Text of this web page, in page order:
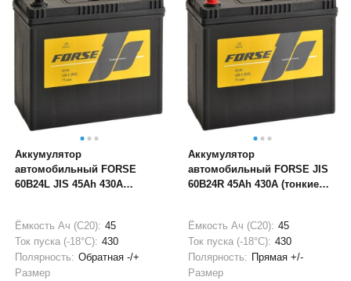
Аккумулятор
автомобильный FORSE
60B24L JIS 45Ah 430А
Ёмкость Ач (С20): 45
Ток пуска (-18°С): 430
Полярность: Обратная -/+
Размер
Аккумулятор
автомобильный FORSE JIS
60B24R 45Ah 430А (тонкие
Ёмкость Ач (С20): 45
Ток пуска (-18°С): 430
Полярность: Прямая +/-
Размер